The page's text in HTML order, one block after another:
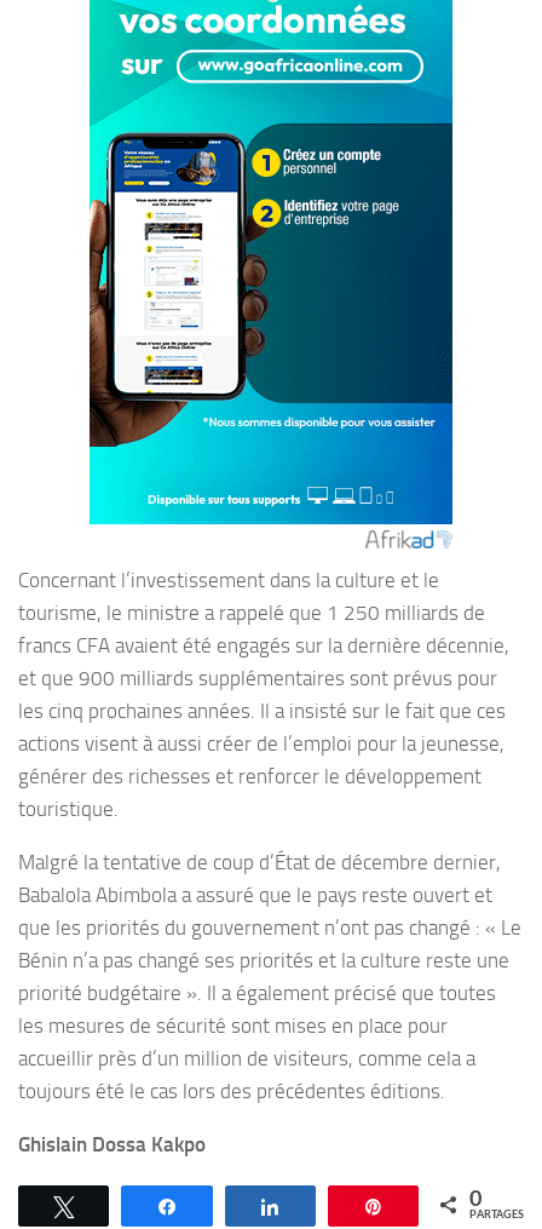
Concernant l’investissement dans la culture et le
tourisme, le ministre a rappelé que 1 250 milliards de
francs CFA avaient été engagés sur la dernière décennie,
et que 900 milliards supplémentaires sont prévus pour
les cinq prochaines années. Il a insisté sur le fait que ces
actions visent à aussi créer de l’emploi pour la jeunesse,
générer des richesses et renforcer le développement
touristique.
Malgré la tentative de coup d’État de décembre dernier,
Babalola Abimbola a assuré que le pays reste ouvert et
que les priorités du gouvernement n’ont pas changé : « Le
Bénin n’a pas changé ses priorités et la culture reste une
priorité budgétaire ». Il a également précisé que toutes
les mesures de sécurité sont mises en place pour
accueillir près d’un million de visiteurs, comme cela a
toujours été le cas lors des précédentes éditions.
Ghislain Dossa Kakpo
Épingle 0
PARTAGES